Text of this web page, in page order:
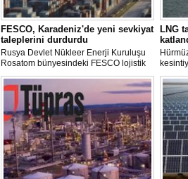
FESCO, Karadeniz'de yeni sevkiyat
taleplerini durdurdu
Rusya Devlet Nükleer Enerji Kuruluşu
Rosatom bünyesindeki FESCO lojistik
şirketi, Karadeniz üzerinden yapılacak
sevkiyatlara ilişkin yeni taleplerin
kabulünü geçici olarak durdurdu.
LNG
deniz
çıkardı.